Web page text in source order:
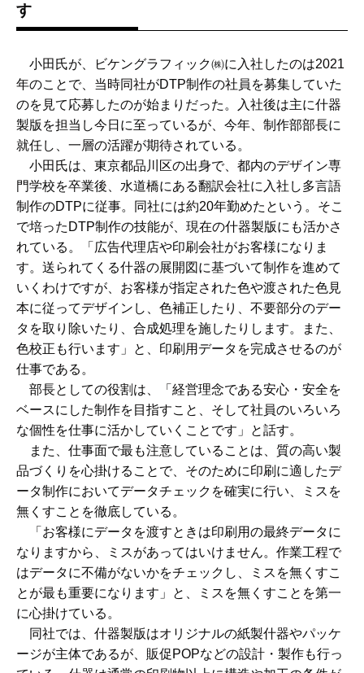
す
小田氏が、ビケングラフィック㈱に入社したのは2021
年のことで、当時同社がDTP制作の社員を募集していた
のを見て応募したのが始まりだった。入社後は主に什器
製版を担当し今日に至っているが、今年、制作部部長に
就任し、一層の活躍が期待されている。
小田氏は、東京都品川区の出身で、都内のデザイン専
門学校を卒業後、水道橋にある翻訳会社に入社し多言語
制作のDTPに従事。同社には約20年勤めたという。そこ
で培ったDTP制作の技能が、現在の什器製版にも活かさ
れている。「広告代理店や印刷会社がお客様になりま
す。送られてくる什器の展開図に基づいて制作を進めて
いくわけですが、お客様が指定された色や渡された色見
本に従ってデザインし、色補正したり、不要部分のデー
タを取り除いたり、合成処理を施したりします。また、
色校正も行います」と、印刷用データを完成させるのが
仕事である。
部長としての役割は、「経営理念である安心・安全を
ベースにした制作を目指すこと、そして社員のいろいろ
な個性を仕事に活かしていくことです」と話す。
また、仕事面で最も注意していることは、質の高い製
品づくりを心掛けることで、そのために印刷に適したデ
ータ制作においてデータチェックを確実に行い、ミスを
無くすことを徹底している。
「お客様にデータを渡すときは印刷用の最終データに
なりますから、ミスがあってはいけません。作業工程で
はデータに不備がないかをチェックし、ミスを無くすこ
とが最も重要になります」と、ミスを無くすことを第一
に心掛けている。
同社では、什器製版はオリジナルの紙製什器やパッケ
ージが主体であるが、販促POPなどの設計・製作も行っ